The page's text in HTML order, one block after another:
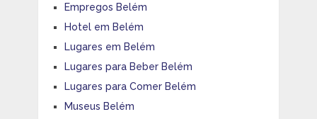
Empregos Belém
Hotel em Belém
Lugares em Belém
Lugares para Beber Belém
Lugares para Comer Belém
Museus Belém